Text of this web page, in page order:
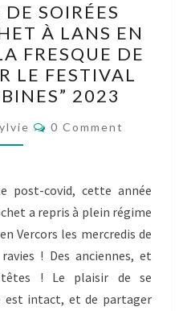
ANNÉE
DE
SOIRÉES
TRICOT/CROCHET
À
LANS
EN
ET
LA
FRESQUE
DE
CORAUX
POUR
SOIRÉES
À LANS EN
FRESQUE DE
LE FESTIVAL
2023
Comments
0 Comment
post-covid, cette année
a repris à plein régime
Vercors les mercredis de
! Des anciennes, et
têtes ! Le plaisir de se
est intact, et de partager